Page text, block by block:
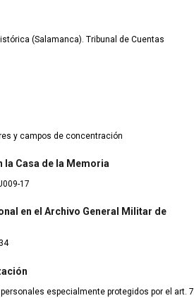
(Salamanca). Tribunal de Cuentas
y campos de concentración
Casa de la Memoria
17
en el Archivo General Militar de
especialmente protegidos por el art. 7